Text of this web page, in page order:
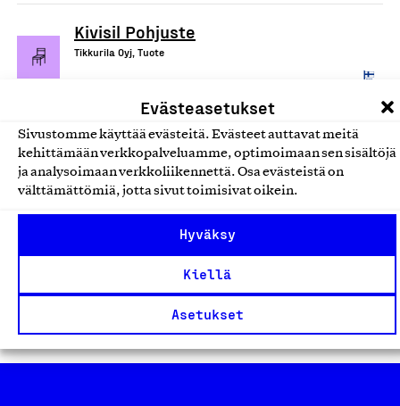
Evästeasetukset
Sivustomme käyttää evästeitä. Evästeet auttavat meitä
kehittämään verkkopalveluamme, optimoimaan sen sisältöjä
ja analysoimaan verkkoliikennettä. Osa evästeistä on
välttämättömiä, jotta sivut toimisivat oikein.
Hyväksy
Kiellä
Asetukset
Kivisil Pohjuste
Tikkurila Oyj, Tuote
Panssari Akva
Tikkurila Oyj, Tuote
Ulkomaalit, laastit ja öljyt
Panssarimaali
Ulkomaalit, laastit ja öljyt